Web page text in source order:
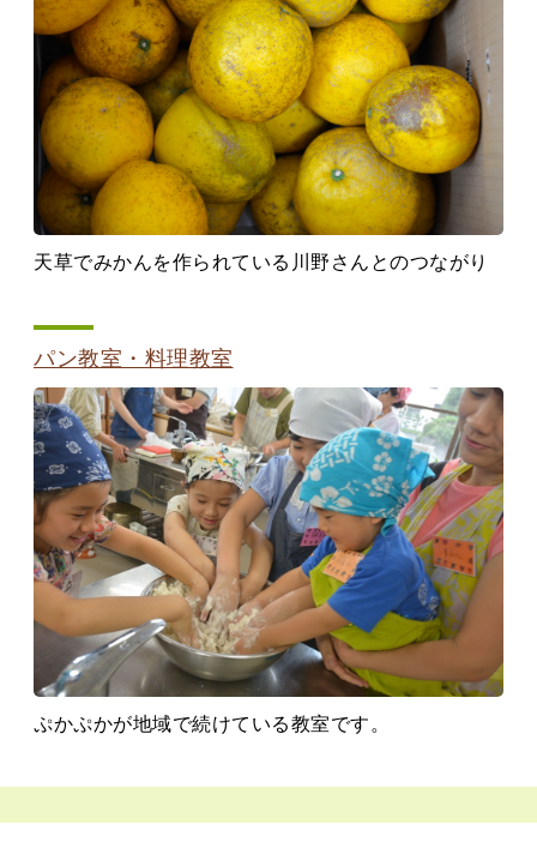
天草でみかんを作られている川野さんとのつながり
パン教室・料理教室
ぷかぷかが地域で続けている教室です。